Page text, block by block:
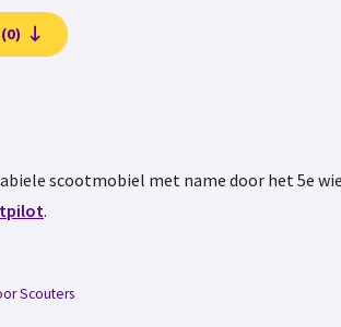
scootmobiel met name door het
.
Scouters